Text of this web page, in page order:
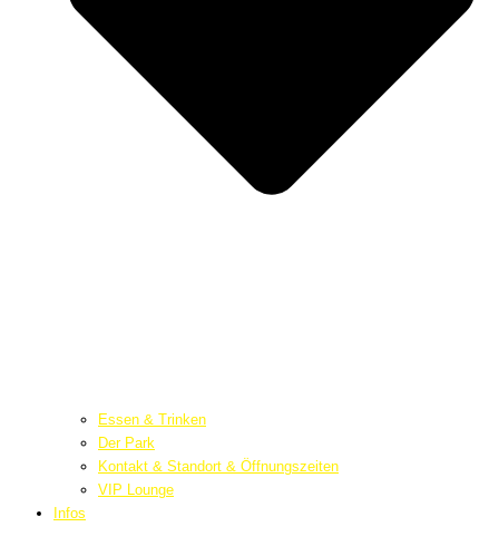
Essen & Trinken
Der Park
Kontakt & Standort & Öffnungszeiten
VIP Lounge
Infos